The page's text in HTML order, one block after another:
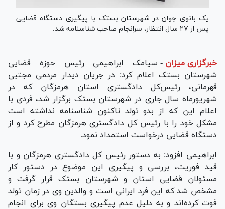
یک بانوی جوان در شهرستان بستک با پیگیری دستگاه قضایی
پس از ۲۷ سال انتظار، سرانجام صاحب شناسنامه شد.
خبرگزاری میزان - سیامک ابراهیمی رئیس حوزه قضایی
شهرستان بستک اعلام کرد: در جریان دیدار مردمی مجتبی
قهرمانی، رئیس‌کل دادگستری استان هرمزگان که در
شهریورماه سال جاری در شهرستان بستک برگزار شد، فردی با
اعلام این که از بدو تولد تاکنون شناسنامه نداشته است
مشکل خود را با رئیس کل دادگستری هرمزگان مطرح کرد و از
دستگاه قضایی درخواست استمداد نمود.
ابراهیمی افزود: به دستور رئیس کل دادگستری هرمزگان و با
قید فوریت، بررسی و پیگیری این موضوع در دستور کار
مسئولان قضایی استان و شهرستان بستک قرار گرفت و
مشخص شد که این فرد ایرانی است و والدین وی در زمان تولد
فوت کرده‌اند و به دلیل عدم پیگیری بستگان وی برای انجام